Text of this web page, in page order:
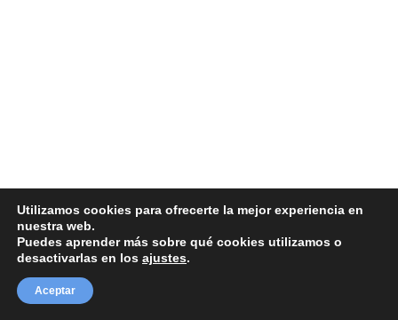
Utilizamos cookies para ofrecerte la mejor experiencia en
nuestra web.
Puedes aprender más sobre qué cookies utilizamos o
desactivarlas en los ajustes.
Aceptar